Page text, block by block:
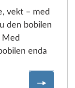
vekt – med
den bobilen
Med
enda
Her kan